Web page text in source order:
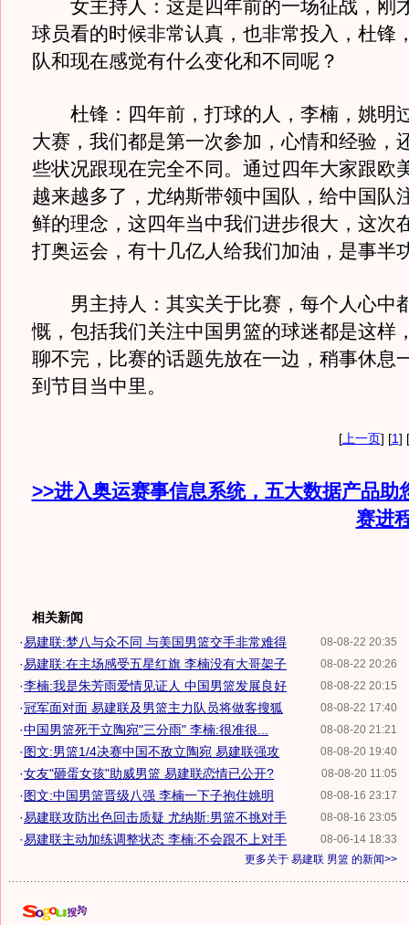
女主持人：这是四年前的一场征战，刚
球员看的时候非常认真，也非常投入，杜锋
队和现在感觉有什么变化和不同呢？
杜锋：四年前，打球的人，李楠，姚明
大赛，我们都是第一次参加，心情和经验，
些状况跟现在完全不同。通过四年大家跟欧
越来越多了，尤纳斯带领中国队，给中国队
鲜的理念，这四年当中我们进步很大，这次
打奥运会，有十几亿人给我们加油，是事半
男主持人：其实关于比赛，每个人心中
慨，包括我们关注中国男篮的球迷都是这样
聊不完，比赛的话题先放在一边，稍事休息
到节目当中里。
[上一页] [1] [
>>进入奥运赛事信息系统，五大数据产品助
赛进
相关新闻
08-08-22 20:35
·易建联:梦八与众不同 与美国男篮交手非常难得
08-08-22 20:26
·易建联:在主场感受五星红旗 李楠没有大哥架子
08-08-22 20:15
·李楠:我是朱芳雨爱情见证人 中国男篮发展良好
08-08-22 17:40
·冠军面对面 易建联及男篮主力队员将做客搜狐
08-08-20 21:21
·中国男篮死于立陶宛"三分雨" 李楠:很准很...
08-08-20 19:40
·图文:男篮1/4决赛中国不敌立陶宛 易建联强攻
08-08-20 11:05
·女友"砸蛋女孩"助威男篮 易建联恋情已公开?
08-08-16 23:17
·图文:中国男篮晋级八强 李楠一下子抱住姚明
08-08-16 23:05
·易建联攻防出色回击质疑 尤纳斯:男篮不挑对手
08-06-14 18:33
·易建联主动加练调整状态 李楠:不会跟不上对手
更多关于 易建联 男篮 的新闻>>